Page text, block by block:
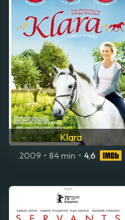
Klara
2009 • 84 min • 4,6